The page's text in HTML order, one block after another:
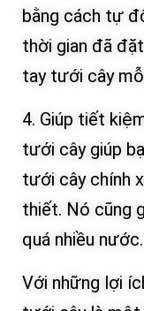
bằng cách tự
thời gian đã
tay tưới cây
4. Giúp tiết
tưới cây giúp
tưới cây chính
thiết. Nó cũng
quá nhiều nước.
Với những lợi